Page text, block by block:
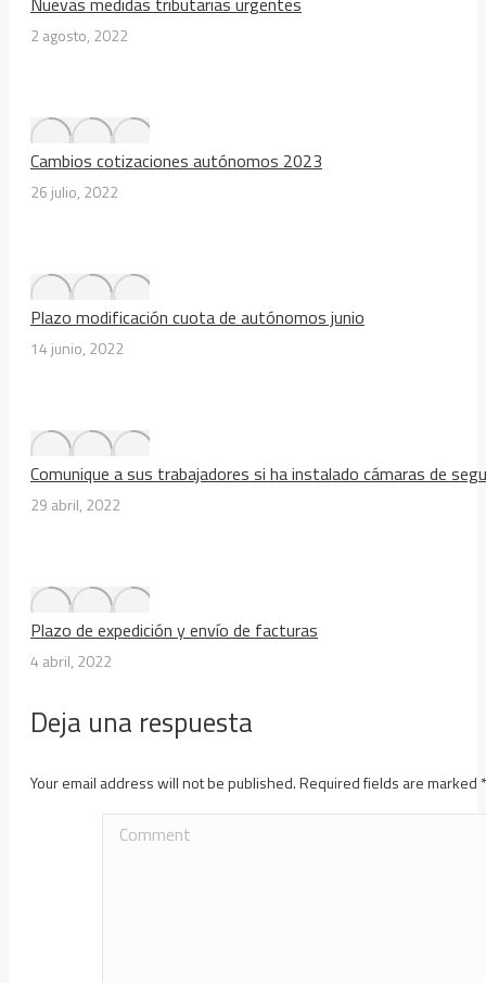
2 agosto, 2022
Cambios cotizaciones autónomos 2023
26 julio, 2022
Plazo modificación cuota de autónomos junio
14 junio, 2022
Comunique a sus trabajadores si ha instalado cámaras de
29 abril, 2022
Plazo de expedición y envío de facturas
4 abril, 2022
Deja una respuesta
Your email address will not be published. Required fields are marked *